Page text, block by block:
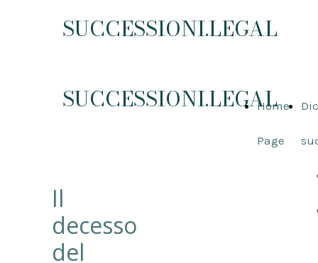
SUCCESSIONI.LEGAL
Home
Page
SUCCESSIONI.LEGAL
Il
decesso
del